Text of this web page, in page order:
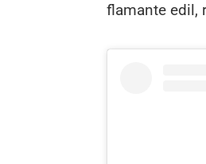
flamante edil,